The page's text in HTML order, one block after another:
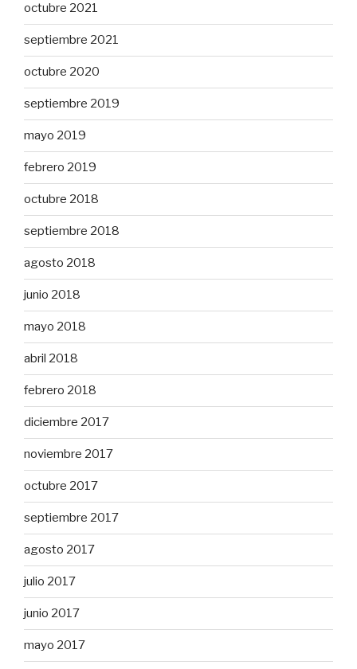
octubre 2021
septiembre 2021
octubre 2020
septiembre 2019
mayo 2019
febrero 2019
octubre 2018
septiembre 2018
agosto 2018
junio 2018
mayo 2018
abril 2018
febrero 2018
diciembre 2017
noviembre 2017
octubre 2017
septiembre 2017
agosto 2017
julio 2017
junio 2017
mayo 2017